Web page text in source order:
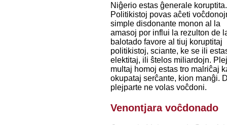
Niĝerio estas ĝenerale koruptita.
Politikistoj povas aĉeti
simple disdonante monon al la
amasoj por influi la rezulton de
balotado favore al tiuj koruptitaj
politikistoj, sciante, ke se ili
elektitaj, ili ŝtelos miliardojn.
multaj homoj estas tro malriĉaj
okupataj serĉante, kion manĝi.
plejparte ne volas voĉdoni.
Venontjara voĉdonado